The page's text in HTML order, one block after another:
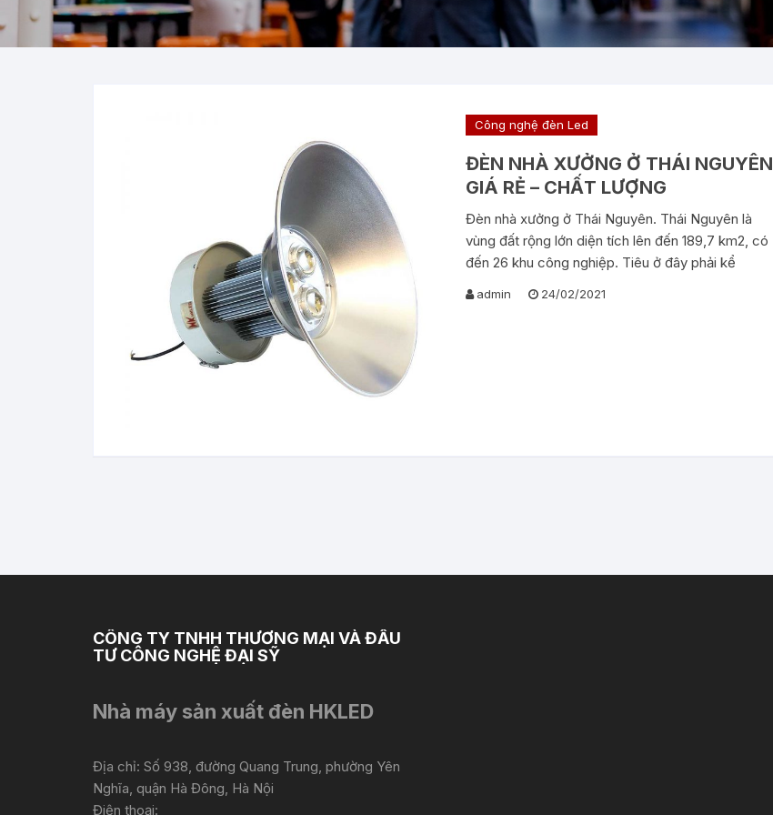
Công nghệ đèn Led
ĐÈN NHÀ XƯỞNG Ở THÁI NGUYÊN
GIÁ RẺ – CHẤT LƯỢNG
Đèn nhà xưởng ở Thái Nguyên. Thái Nguyên là
vùng đất rộng lớn diện tích lên đến 189,7 km2, có
đến 26 khu công nghiệp. Tiêu ở đây phải kể
admin 24/02/2021
CÔNG TY TNHH THƯƠNG MẠI VÀ ĐẦU
TƯ CÔNG NGHỆ ĐẠI SỸ
Nhà máy sản xuất đèn HKLED
Địa chỉ: Số 938, đường Quang Trung, phường Yên
Nghĩa, quận Hà Đông, Hà Nội
Điện thoại: